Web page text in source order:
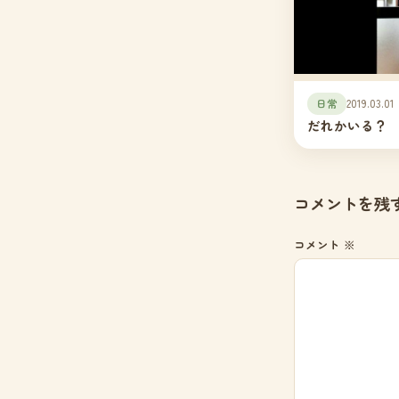
日常 2019.03.01
だれかいる？
コメントを残
コメント ※